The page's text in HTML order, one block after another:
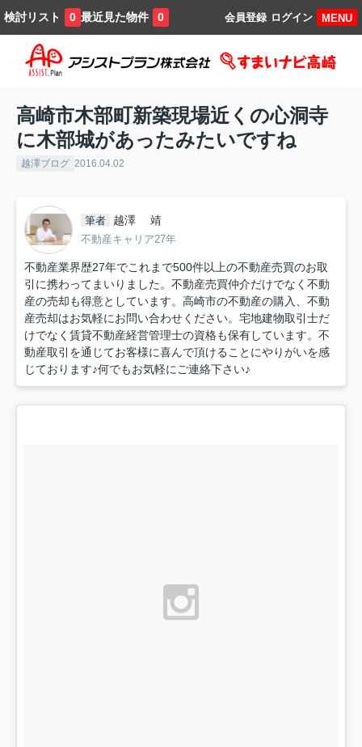
検討リスト 0 最近見た物件 0 MENU
ログイン
会員登録
高崎市木部町新築現場近くの心洞寺
に木部城があったみたいですね
越澤ブログ 2016.04.02
筆者 越澤 靖
不動産キャリア27年
不動産業界歴27年でこれまで500件以上の不動産売買のお取
引に携わってまいりました。不動産売買仲介だけでなく不動
産の売却も得意としています。高崎市の不動産の購入、不動
産売却はお気軽にお問い合わせください。宅地建物取引士だ
けでなく賃貸不動産経営管理士の資格も保有しています。不
動産取引を通じてお客様に喜んで頂けることにやりがいを感
じております♪何でもお気軽にご連絡下さい♪